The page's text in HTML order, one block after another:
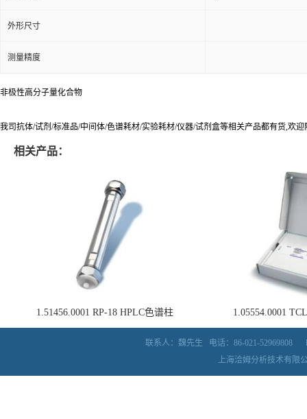
外形尺寸
测量精度
非极性高分子量化合物
我司抗体/试剂/标准品/中间体/色谱耗材/实验耗材/仪器/试剂盒等相关产品都有货,欢
相关产品：
1.51456.0001 RP-18 HPLC色谱柱 1.05554.0001
联系人：魏先生 电话：86-021-52969808
上海洽姆分析技术有限